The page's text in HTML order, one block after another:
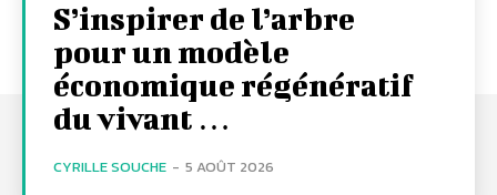
S’inspirer de l’arbre
pour un modèle
économique régénératif
du vivant …
CYRILLE SOUCHE - 5 AOÛT 2026